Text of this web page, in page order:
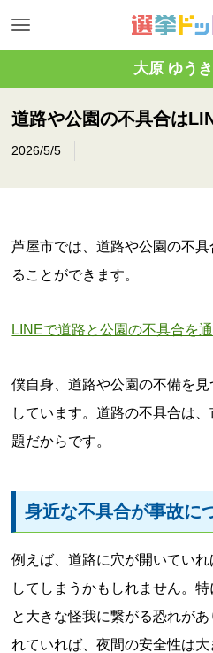
大原 ゆう
道路や公園の不具合は
2026/5/5
芦屋市では、道路や公園の不
ることができます。
LINEで道路と公園の不具合を
僕自身、道路や公園の不備を
しています。道路の不具合は
題だからです。
身近な不具合が事故に
例えば、道路に穴が開いてい
してしまうかもしれません。
と大きな怪我に繋がる恐れが
れていれば、夜間の安全性は大